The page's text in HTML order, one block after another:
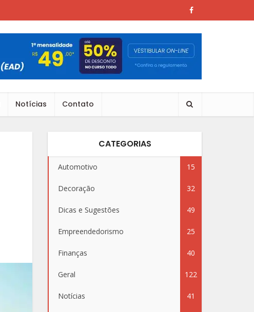
Notícias Contato
CATEGORIAS
Automotivo 15
Decoração 32
Dicas e Sugestões 49
Empreendedorismo 25
Finanças 40
Geral 122
Notícias 41